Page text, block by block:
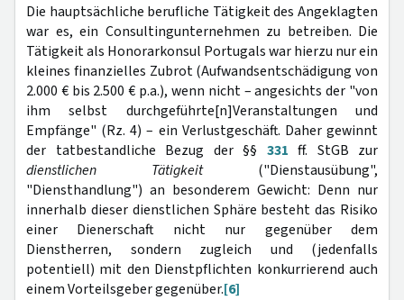
Die hauptsächliche berufliche Tätigkeit des Angeklagten
war es, ein Consultingunternehmen zu betreiben. Die
Tätigkeit als Honorarkonsul Portugals war hierzu nur ein
kleines finanzielles Zubrot (Aufwandsentschädigung von
2.000 € bis 2.500 € p.a.), wenn nicht – angesichts der "von
ihm selbst durchgeführte[n]Veranstaltungen und
Empfänge" (Rz. 4) – ein Verlustgeschäft. Daher gewinnt
der tatbestandliche Bezug der §§ 331 ff. StGB zur
dienstlichen Tätigkeit ("Dienstausübung",
"Diensthandlung") an besonderem Gewicht: Denn nur
innerhalb dieser dienstlichen Sphäre besteht das Risiko
einer Dienerschaft nicht nur gegenüber dem
Dienstherren, sondern zugleich und (jedenfalls
potentiell) mit den Dienstpflichten konkurrierend auch
einem Vorteilsgeber gegenüber.[6]